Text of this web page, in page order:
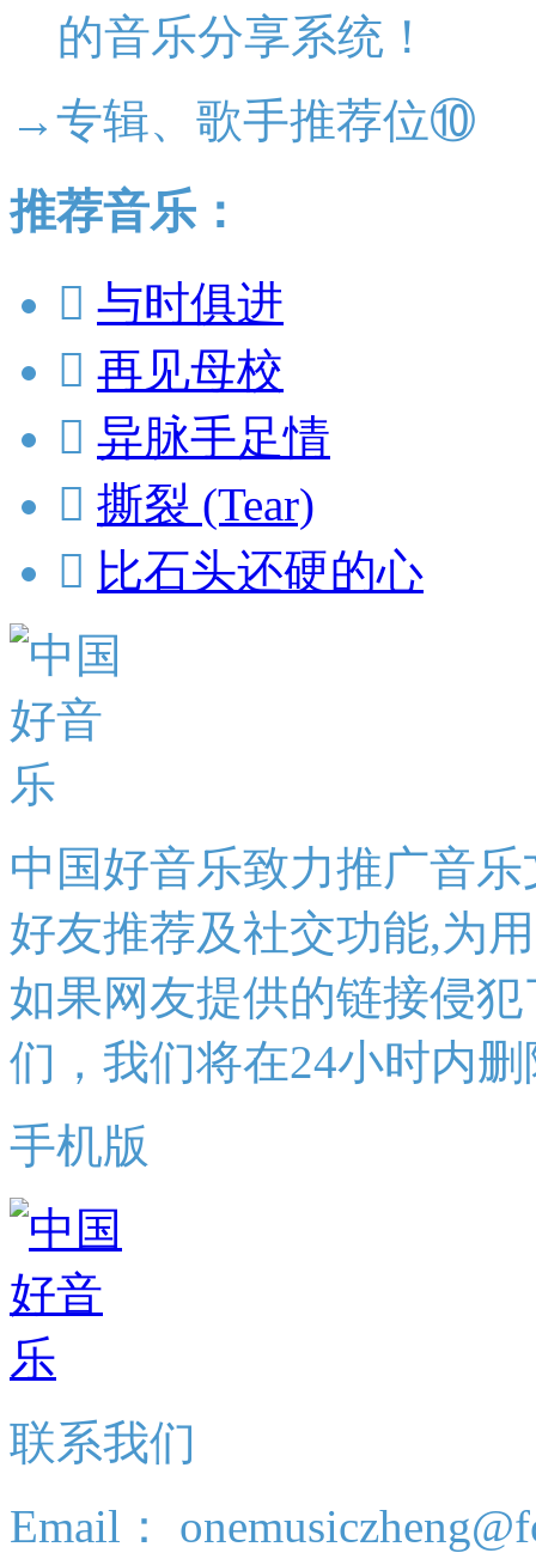
的音乐分享系统！
→专辑、歌手推荐位⑩
推荐音乐：
 与时俱进
 再见母校
 异脉手足情
 撕裂 (Tear)
 比石头还硬的心
中国好音乐致力推广音
好友推荐及社交功能,为
如果网友提供的链接侵
们，我们将在24小时内
手机版
联系我们
Email：